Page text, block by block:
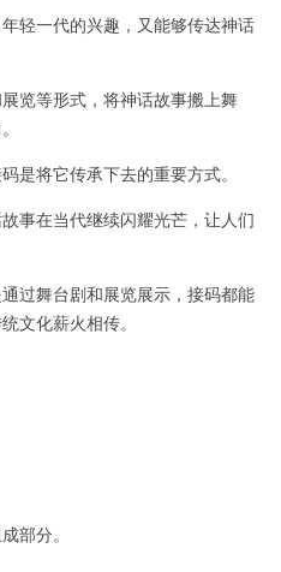
一代的兴趣，又能够传达神话
等形式，将神话故事搬上舞
将它传承下去的重要方式。
在当代继续闪耀光芒，让人们
舞台剧和展览展示，接码都能
文化薪火相传。
部分。